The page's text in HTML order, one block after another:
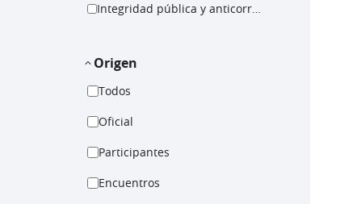
Integridad pública y anticorrupción
Origen
Todos
Oficial
Participantes
Encuentros